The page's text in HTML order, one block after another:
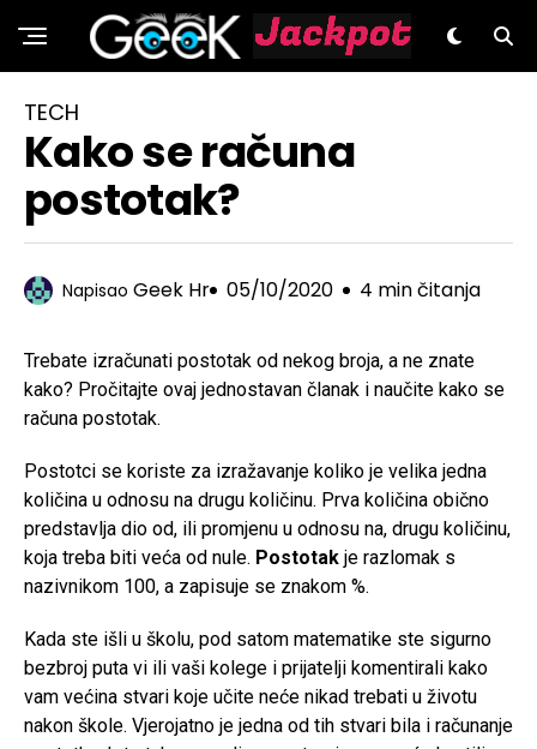
GeeK.hr
TECH
Kako se računa
postotak?
Napisao Geek Hr 05/10/2020 4 min čitanja
Trebate izračunati postotak od nekog broja, a ne znate
kako? Pročitajte ovaj jednostavan članak i naučite kako se
računa postotak.
Postotci se koriste za izražavanje koliko je velika jedna
količina u odnosu na drugu količinu. Prva količina obično
predstavlja dio od, ili promjenu u odnosu na, drugu količinu,
koja treba biti veća od nule. Postotak je razlomak s
nazivnikom 100, a zapisuje se znakom %.
Kada ste išli u školu, pod satom matematike ste sigurno
bezbroj puta vi ili vaši kolege i prijatelji komentirali kako
vam većina stvari koje učite neće nikad trebati u životu
nakon škole. Vjerojatno je jedna od tih stvari bila i računanje